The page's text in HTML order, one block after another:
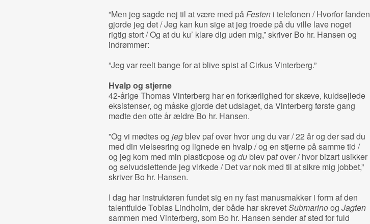
”Men jeg sagde nej til at være med påFesteni telefonen / Hvorfor fanden
gjorde jeg det / Jeg kan kun sige at jeg troede på du ville lave noget
rigtig stort / Og at du ku’ klare dig uden mig,” skriver Bo hr. Hansen og
indrømmer:
”Jeg var reelt bange for at blive spist af Cirkus Vinterberg.”
Hvalp og stjerne
42-årige Thomas Vinterberg har en forkærlighed for skæve, kuldsejlede
eksistenser, og måske gjorde det udslaget, da Vinterberg første gang
mødte den otte år ældre Bo hr. Hansen.
”Og vi mødtes og jegblev paf over hvor ung du var / 22 år og der sad du
med din vielsesring og lignede en hvalp / og en stjerne på samme tid /
og jeg kom med min plasticpose og dublev paf over / hvor bizart usikker
og selvudslettende jeg virkede / Det var nok med til at sikre mig jobbet,”
skriver Bo hr. Hansen.
I dag har instruktøren fundet sig en ny fast manusmakker i form af den
talentfulde Tobias Lindholm, der både har skrevetSubmarinoog Jagten
sammen med Vinterberg, som Bo hr. Hansen sender af sted for fuld